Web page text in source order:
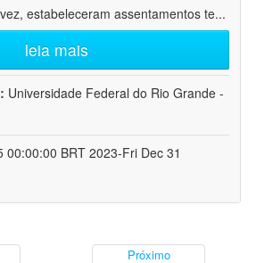
estabeleceram assentamentos te...
leia mais
Universidade Federal do Rio Grande -
00:00:00 BRT 2023-Fri Dec 31
Próximo